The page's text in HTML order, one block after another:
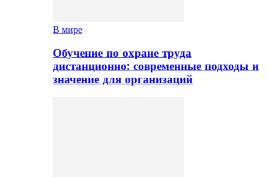
В мире
Обучение по охране труда
дистанционно: современные подходы и
значение для организаций